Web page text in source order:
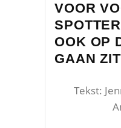
VOOR
OOK OP
GAAN
Tekst: